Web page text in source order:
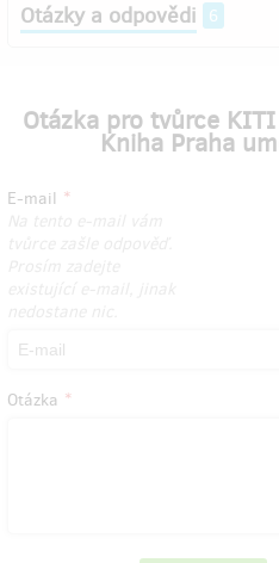
Otázky a odpovědi 6
Otázka pro tvůrce
Kniha Praha
E-mail
Otázka